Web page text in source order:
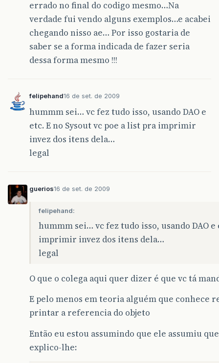
errado no final do codigo mesmo…Na
verdade fui vendo alguns exemplos…e acabei
chegando nisso ae… Por isso gostaria de
saber se a forma indicada de fazer seria
dessa forma mesmo !!!
felipehand16 de set. de 2009
hummm sei… vc fez tudo isso, usando DAO e
etc. E no Sysout vc poe a list pra imprimir
invez dos itens dela…
legal
guerios16 de set. de 2009
felipehand:
hummm sei… vc fez tudo isso, usando DAO
imprimir invez dos itens dela…
legal
O que o colega aqui quer dizer é que vc tá
E pelo menos em teoria alguém que conhece
printar a referencia do objeto
Então eu estou assumindo que ele assumiu
explico-lhe: